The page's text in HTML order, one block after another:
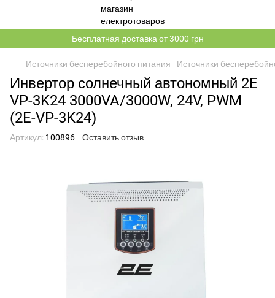
Бесплатная доставка от 3000 грн
Источники бесперебойного питания Источники
Инвертор солнечный автономный 2E
VP-3K24 3000VA/3000W, 24V, PWM
(2E-VP-3K24)
Артикул: 100896 Оставить отзыв